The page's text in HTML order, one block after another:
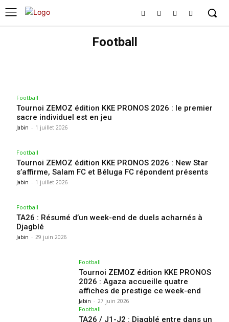
Football
Football
Tournoi ZEMOZ édition KKE PRONOS 2026 : le premier
sacre individuel est en jeu
Jabin - 1 juillet 2026
Football
Tournoi ZEMOZ édition KKE PRONOS 2026 : New Star
s’affirme, Salam FC et Béluga FC répondent présents
Jabin - 1 juillet 2026
Football
TA26 : Résumé d’un week-end de duels acharnés à
Djagblé
Jabin - 29 juin 2026
Football
Tournoi ZEMOZ édition KKE PRONOS
2026 : Agaza accueille quatre
affiches de prestige ce week-end
Jabin - 27 juin 2026
Football
TA26 / J1-J2 : Djagblé entre dans un